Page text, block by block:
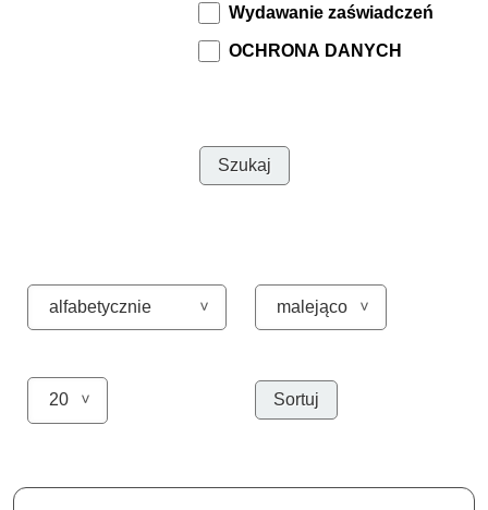
Wydawanie zaświadczeń
OCHRONA DANYCH